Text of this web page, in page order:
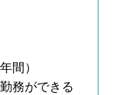
間）
務ができる